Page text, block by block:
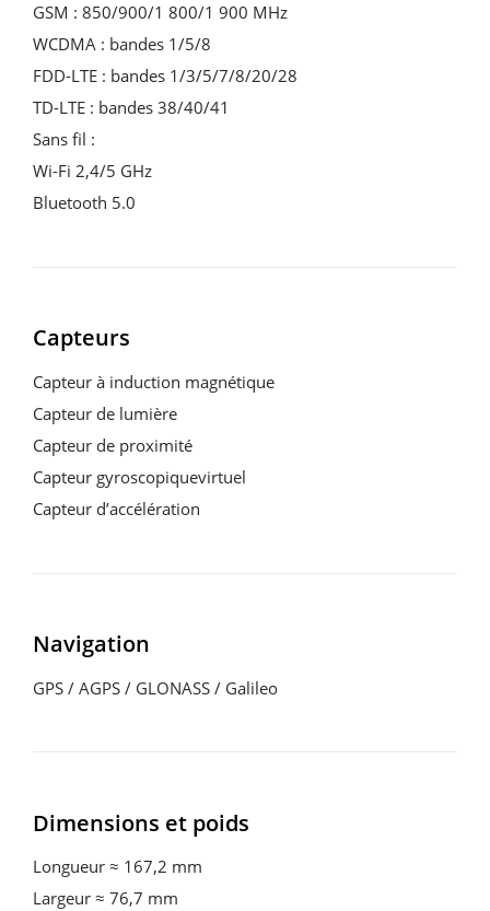
GSM : 850/900/1 800/1 900 MHz
WCDMA : bandes 1/5/8
FDD-LTE : bandes 1/3/5/7/8/20/28
TD-LTE : bandes 38/40/41
Sans fil :
Wi-Fi 2,4/5 GHz
Bluetooth 5.0
Capteurs
Capteur à induction magnétique
Capteur de lumière
Capteur de proximité
Capteur gyroscopiquevirtuel
Capteur d’accélération
Navigation
GPS / AGPS / GLONASS / Galileo
Dimensions et poids
Longueur ≈ 167,2 mm
Largeur ≈ 76,7 mm